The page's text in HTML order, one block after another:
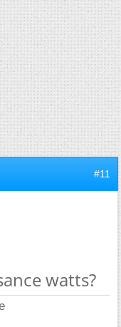
#11
watts?